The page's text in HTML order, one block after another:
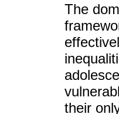
The
their